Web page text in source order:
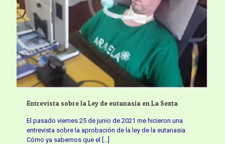
Entrevista sobre la Ley de eutanasia en La Sexta
El pasado viernes 25 de junio de 2021 me hicieron una
entrevista sobre la aprobación de la ley de la eutanasia.
Cómo ya sabemos que el […]